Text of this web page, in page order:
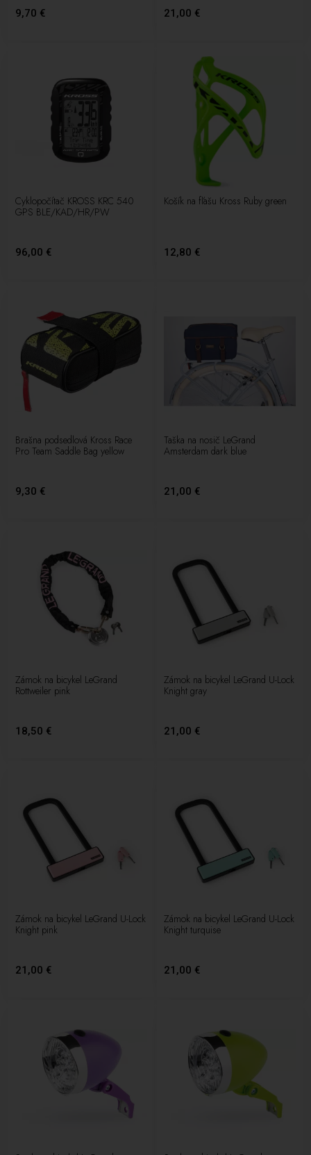
9,70 € 21,00 €
Cyklopočítač KROSS KRC 540
GPS BLE/KAD/HR/PW
96,00 €
Košík na fľašu Kross Ruby green
12,80 €
Brašna podsedlová Kross Race
Pro Team Saddle Bag yellow
9,30 €
Taška na nosič LeGrand
Amsterdam dark blue
21,00 €
Zámok na bicykel LeGrand
Rottweiler pink
18,50 €
Zámok na bicykel LeGrand U-Lock
Knight gray
21,00 €
Zámok na bicykel LeGrand U-Lock
Knight pink
21,00 €
Zámok na bicykel LeGrand U-Lock
Knight turquise
21,00 €